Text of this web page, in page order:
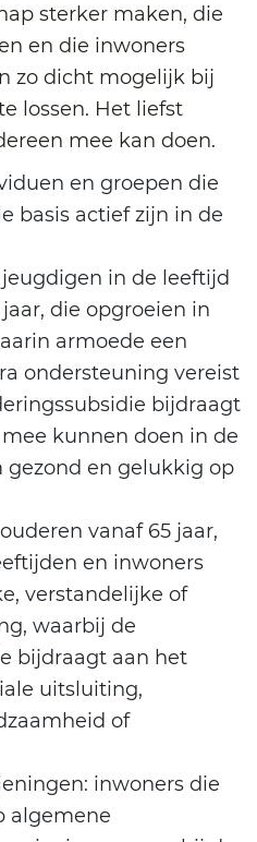
sterker maken, die
en die inwoners
zo dicht mogelijk bij
lossen. Het liefst
mee kan doen.
en groepen die
basis actief zijn in de
in de leeftijd
die opgroeien in
armoede een
ondersteuning vereist
bijdraagt
kunnen doen in de
gezond en gelukkig op
vanaf 65 jaar,
en inwoners
verstandelijke of
waarbij de
bijdraagt aan het
uitsluiting,
of
inwoners die
algemene